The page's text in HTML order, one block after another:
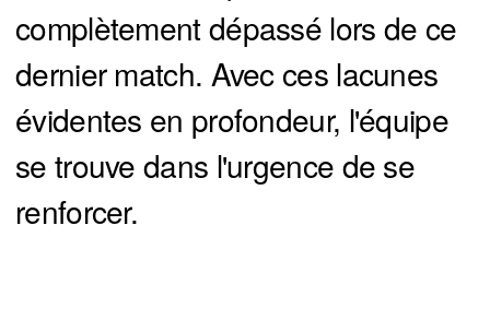
complètement dépassé lors de ce
dernier match. Avec ces lacunes
évidentes en profondeur, l'équipe
se trouve dans l'urgence de se
renforcer.